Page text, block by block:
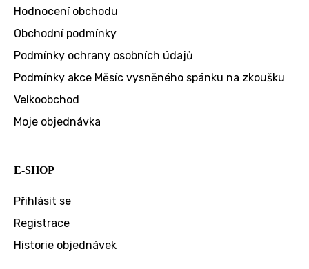
Hodnocení obchodu
Obchodní podmínky
Podmínky ochrany osobních údajů
Podmínky akce Měsíc vysněného spánku na zkoušku
Velkoobchod
Moje objednávka
E-SHOP
Přihlásit se
Registrace
Historie objednávek